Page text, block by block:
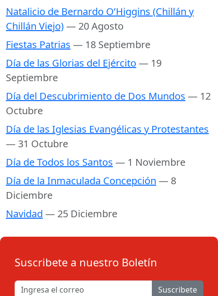
Natalicio de Bernardo O’Higgins (Chillán y
Chillán Viejo)— 20 Agosto
Fiestas Patrias — 18 Septiembre
Día de las Glorias del Ejército — 19
Septiembre
Día del Descubrimiento de Dos Mundos — 12
Octubre
Día de las Iglesias Evangélicas y Protestantes
— 31 Octubre
Día de Todos los Santos — 1 Noviembre
Día de la Inmaculada Concepción — 8
Diciembre
Navidad — 25 Diciembre
Suscribete a nuestro Boletín
Suscribete